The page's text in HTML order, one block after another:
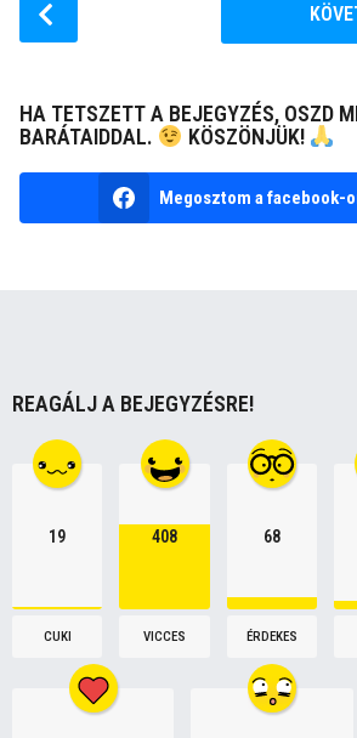
o
P
i
n
HA TETSZETT A BEJEGYZÉS, OSZD
BARÁTAIDDAL.
KÖSZÖNJÜK!
Megosztom a facebook-
REAGÁLJ A BEJEGYZÉSRE!
19
CUKI
408
VICCES
68
ÉRDEKES